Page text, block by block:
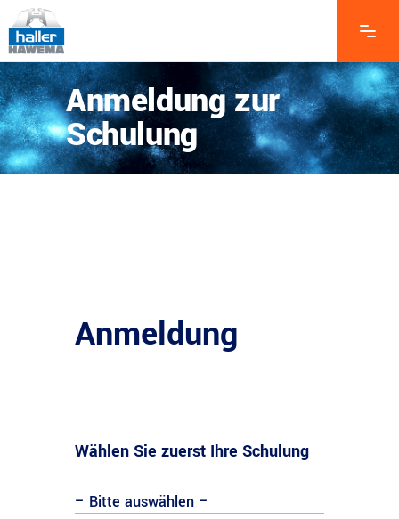
Anmeldung zur
Schulung
Anmeldung
Wählen Sie zuerst Ihre Schulung